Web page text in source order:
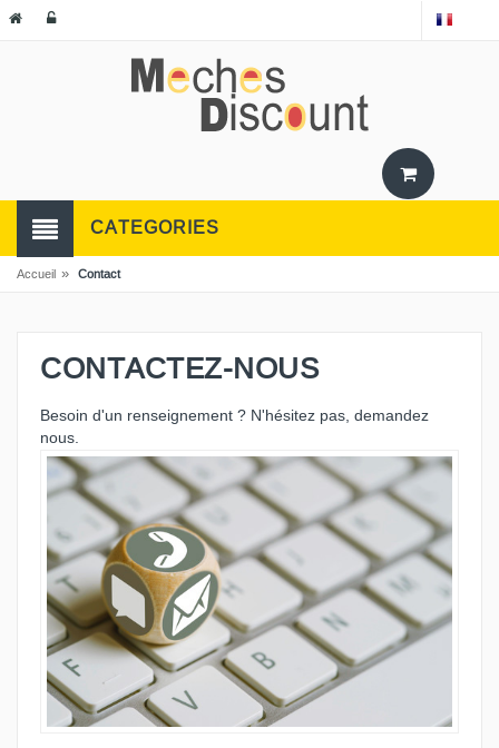
CATEGORIES
Accueil » Contact
CONTACTEZ-NOUS
Besoin d'un renseignement ? N'hésitez pas, demandez
nous.